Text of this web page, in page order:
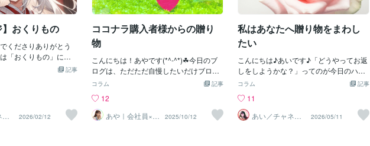
】おくりもの
くださりありがとう
「おくりもの」につ
するもの」「奉納す
りもの、それは、自
す。自分が他者に対
、その関係が支配的
記事
S
2026/02/12
ココナラ購入者様からの贈り
物
こんにちは！あやです(*^-^*)☘今日のブ
ログは、ただただ自慢したいだけブログ
です👍「それは興味ないわ～」という方
意義にお使いくださいませ☘先日、こち
らのチャットサービスをご購入いただい
たお客様から「AIイラスト描いてみまし
記事
コラム
12
あや｜会社員×悩
み相談_二刀流メ
2025/10/12
私はあなたへ贈り物をまわし
たい
こんにちは♪あいです♪「どうやってお返
しをしようかな？」ってのが今日のハナ
シです☆私は、安心安定の家庭環境で育
になったし、感覚も周囲と違って孤独感
をたくさん感じたけど「ちょっと珍しい
スキル」を授かってるわけで。そのスキ
記事
コラム
11
あい／チャネリ
ングアート✨夏S
2026/05/11